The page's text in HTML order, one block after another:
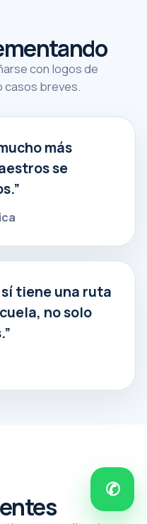
con logos de
casos breves.
más
se
tiene una ruta
no solo
✆